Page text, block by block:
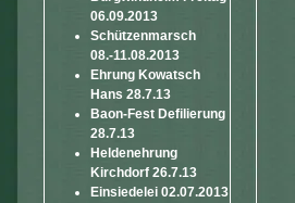
06.09.2013
Schützenmarsch
08.-11.08.2013
Ehrung Kowatsch
Hans 28.7.13
Baon-Fest Defilierung
28.7.13
Heldenehrung
Kirchdorf 26.7.13
Einsiedelei 02.07.2013